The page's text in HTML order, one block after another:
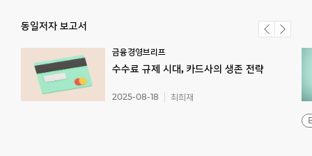
동일저자 보고서
금융경영브리프
수수료 규제 시대, 카드사의 생존 전략
2025-08-18 최희재